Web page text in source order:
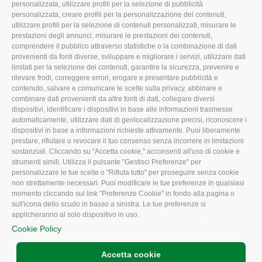
personalizzata, utilizzare profili per la selezione di pubblicità
personalizzata, creare profili per la personalizzazione dei contenuti,
utilizzare profili per la selezione di contenuti personalizzati, misurare le
prestazioni degli annunci, misurare le prestazioni dei contenuti,
comprendere il pubblico attraverso statistiche o la combinazione di dati
provenienti da fonti diverse, sviluppare e migliorare i servizi, utilizzare dati
limitati per la selezione dei contenuti, garantire la sicurezza, prevenire e
rilevare frodi, correggere errori, erogare e presentare pubblicità e
contenuto, salvare e comunicare le scelte sulla privacy, abbinare e
combinare dati provenienti da altre fonti di dati, collegare diversi
dispositivi, identificare i dispositivi in base alle informazioni trasmesse
automaticamente, utilizzare dati di geolocalizzazione precisi, riconoscere i
dispositivi in base a informazioni richieste attivamente. Puoi liberamente
prestare, rifiutare o revocare il tuo consenso senza incorrere in limitazioni
sostanziali. Cliccando su "Accetta cookie," acconsenti all'uso di cookie e
strumenti simili. Utilizza il pulsante "Gestisci Preferenze" per
personalizzare le tue scelte o "Rifiuta tutto" per proseguire senza cookie
non strettamente necessari. Puoi modificare le tue preferenze in qualsiasi
momento cliccando sul link "Preferenze Cookie" in fondo alla pagina o
sull'icona dello scudo in basso a sinistra. Le tue preferenze si
applicheranno al solo dispositivo in uso.
Cookie Policy
Accetta cookie
Missione e Progetto
Organigramma aziendale
I Nostri Servizi
Uffici della Sede provinciale
Le Sedi di Zona
Agricoltori S.r.l.
Whistleblowing
Confagricoltura Rovigo e
Agricoltori srl
Fiscale
Lavoro
Ambiente
Associazione
CONFAGRICOLTURA ATTIVA
Notizie in evidenza
Eventi
Comunicati Stampa
Video
Iscrizione Newsletter
Newsletter